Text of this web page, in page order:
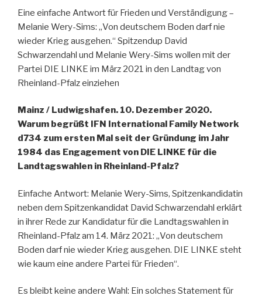
Eine einfache Antwort für Frieden und Verständigung –
Melanie Wery-Sims: „Von deutschem Boden darf nie
wieder Krieg ausgehen.“ Spitzendup David
Schwarzendahl und Melanie Wery-Sims wollen mit der
Partei DIE LINKE im März 2021 in den Landtag von
Rheinland-Pfalz einziehen
Mainz / Ludwigshafen. 10. Dezember 2020.
Warum begrüßt IFN International Family Network
d734 zum ersten Mal seit der Gründung im Jahr
1984 das Engagement von DIE LINKE für die
Landtagswahlen in Rheinland-Pfalz?
Einfache Antwort: Melanie Wery-Sims, Spitzenkandidatin
neben dem Spitzenkandidat David Schwarzendahl erklärt
in ihrer Rede zur Kandidatur für die Landtagswahlen in
Rheinland-Pfalz am 14. März 2021: „Von deutschem
Boden darf nie wieder Krieg ausgehen. DIE LINKE steht
wie kaum eine andere Partei für Frieden“.
Es bleibt keine andere Wahl: Ein solches Statement für